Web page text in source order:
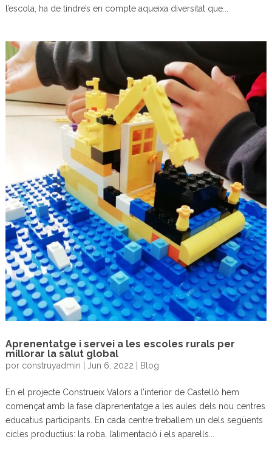
l’escola, ha de tindre’s en compte aqueixa diversitat que...
Aprenentatge i servei a les escoles rurals per
millorar la salut global
por construyadmin Jun 6, 2022 Blog
En el projecte Construeix Valors a l’interior de Castelló hem
començat amb la fase d’aprenentatge a les aules dels nou centres
educatius participants. En cada centre treballem un dels següents
cicles productius: la roba, l’alimentació i els aparells...